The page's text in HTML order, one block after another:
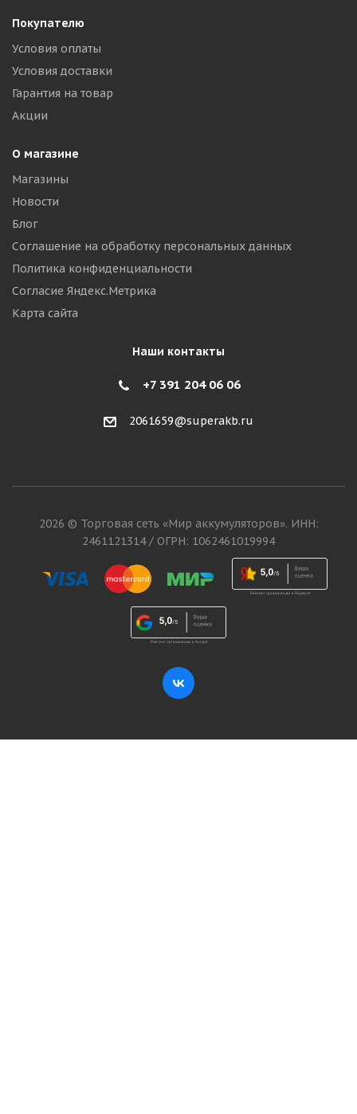
Покупателю
Условия оплаты
Условия доставки
Гарантия на товар
Акции
О магазине
Магазины
Новости
Блог
Соглашение на обработку персональных данных
Политика конфиденциальности
Согласие Яндекс.Метрика
Карта сайта
Наши контакты
+7 391 204 06 06
2061659@superakb.ru
2026 © Торговая сеть «Мир аккумуляторов». ИНН:
2461121314 / ОГРН: 1062461019994